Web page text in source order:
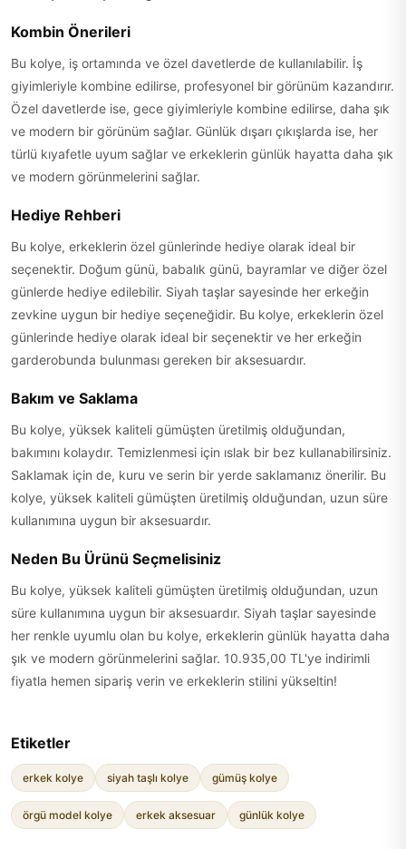
Kombin Önerileri
Bu kolye, iş ortamında ve özel davetlerde de kullanılabilir. İş
giyimleriyle kombine edilirse, profesyonel bir görünüm kazandırır.
Özel davetlerde ise, gece giyimleriyle kombine edilirse, daha şık
ve modern bir görünüm sağlar. Günlük dışarı çıkışlarda ise, her
türlü kıyafetle uyum sağlar ve erkeklerin günlük hayatta daha şık
ve modern görünmelerini sağlar.
Hediye Rehberi
Bu kolye, erkeklerin özel günlerinde hediye olarak ideal bir
seçenektir. Doğum günü, babalık günü, bayramlar ve diğer özel
günlerde hediye edilebilir. Siyah taşlar sayesinde her erkeğin
zevkine uygun bir hediye seçeneğidir. Bu kolye, erkeklerin özel
günlerinde hediye olarak ideal bir seçenektir ve her erkeğin
garderobunda bulunması gereken bir aksesuardır.
Bakım ve Saklama
Bu kolye, yüksek kaliteli gümüşten üretilmiş olduğundan,
bakımını kolaydır. Temizlenmesi için ıslak bir bez kullanabilirsiniz.
Saklamak için de, kuru ve serin bir yerde saklamanız önerilir. Bu
kolye, yüksek kaliteli gümüşten üretilmiş olduğundan, uzun süre
kullanımına uygun bir aksesuardır.
Neden Bu Ürünü Seçmelisiniz
Bu kolye, yüksek kaliteli gümüşten üretilmiş olduğundan, uzun
süre kullanımına uygun bir aksesuardır. Siyah taşlar sayesinde
her renkle uyumlu olan bu kolye, erkeklerin günlük hayatta daha
şık ve modern görünmelerini sağlar. 10.935,00 TL'ye indirimli
fiyatla hemen sipariş verin ve erkeklerin stilini yükseltin!
Etiketler
erkek kolye siyah taşlı kolye gümüş kolye
örgü model kolye erkek aksesuar günlük kolye